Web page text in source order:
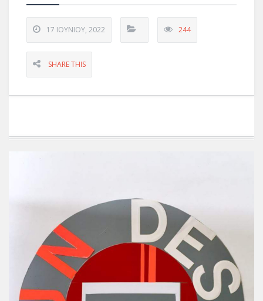
17 ΙΟΥΝΊΟΥ, 2022 244
SHARE THIS